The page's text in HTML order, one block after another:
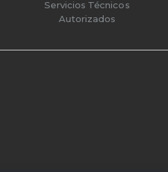
Servicios Técnicos
Autorizados